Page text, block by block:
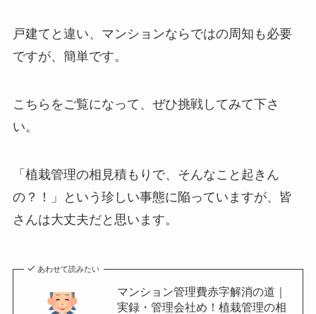
戸建てと違い、マンションならではの周知も必要
ですが、簡単です。
こちらをご覧になって、ぜひ挑戦してみて下さ
い。
「植栽管理の相見積もりで、そんなこと起きん
の？！」という珍しい事態に陥っていますが、皆
さんは大丈夫だと思います。
あわせて読みたい
マンション管理費赤字解消の道｜
実録・管理会社め！植栽管理の相